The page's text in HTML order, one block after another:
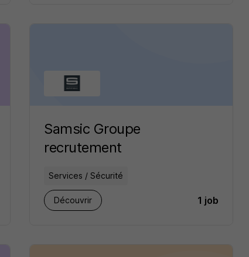
Samsic Groupe
recrutement
Services / Sécurité
Découvrir 1 job